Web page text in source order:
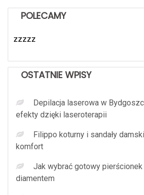
POLECAMY
zzzzz
OSTATNIE WPISY
Depilacja laserowa w
efekty dzięki laseroterapii
Filippo koturny i sandały
komfort
Jak wybrać gotowy
diamentem